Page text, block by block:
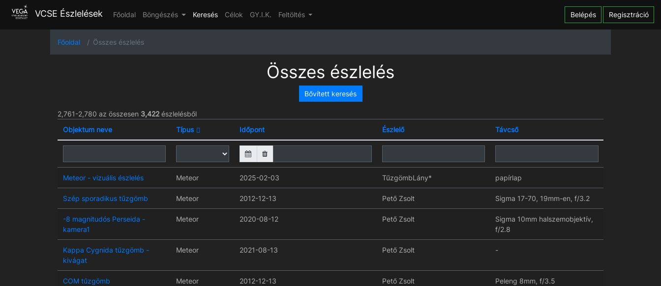
VCSE Észlelések Főoldal Böngészés Keresés Célok GY.I.K. Feltöltés Belépés Regisztráció
Főoldal Összes észlelés
Összes észlelés
Bővített keresés
2,761-2,780 az összesen 3,422 észlelésből
Objektum neve
Típus Időpont Észlelő Távcső
Meteor - vizuális észlelés Meteor 2025-02-03 TűzgömbLány* papírlap
Szép sporadikus tűzgömb Meteor 2012-12-13 Pető Zsolt Sigma 17-70, 19mm-en, f/3.2
-8 magnitudós Perseida -
kamera1
Meteor 2020-08-12 Pető Zsolt
Sigma 10mm halszemobjektív,
f/2.8
Kappa Cygnida tűzgömb -
kivágat
Meteor 2021-08-13 Pető Zsolt -
COM tűzgömb Meteor 2012-12-13 Pető Zsolt Peleng 8mm, f/3.5